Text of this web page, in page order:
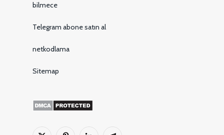
bilmece
Telegram abone satın al
netkodlama
Sitemap